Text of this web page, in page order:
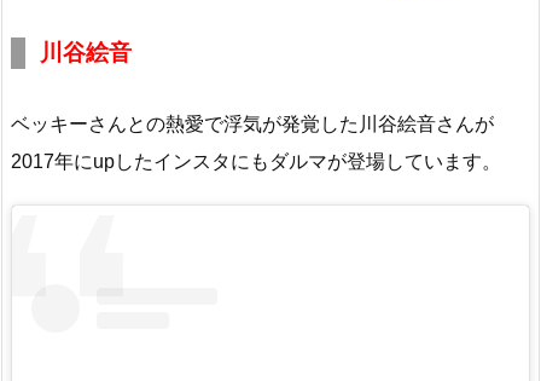
川谷絵音
ベッキーさんとの熱愛で浮気が発覚した川谷絵音さんが
2017年にupしたインスタにもダルマが登場しています。